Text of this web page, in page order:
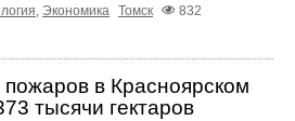
, Экономика Томск
832
в Красноярском
тысячи гектаров